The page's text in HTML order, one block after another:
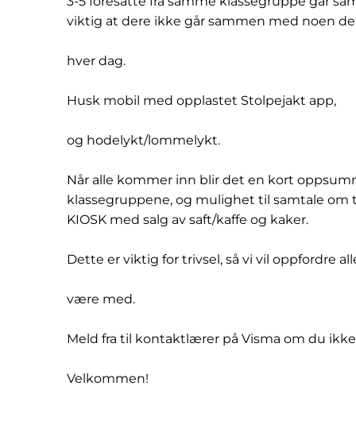
viktig at dere ikke går sammen med noen
hver dag.
Husk mobil med opplastet Stolpejakt app,
og hodelykt/lommelykt.
Når alle kommer inn blir det en kort
klassegruppene, og mulighet til samtale om
KIOSK med salg av saft/kaffe og kaker.
Dette er viktig for trivsel, så vi vil oppfordre
være med.
Meld fra til kontaktlærer på Visma om du
Velkommen!